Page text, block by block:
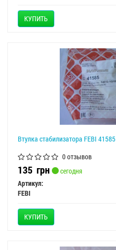
КУПИТЬ
Втулка стабилизатора FEBI 41585
0 отзывов
135 грн
сегодня
Артикул:
FEBI
КУПИТЬ